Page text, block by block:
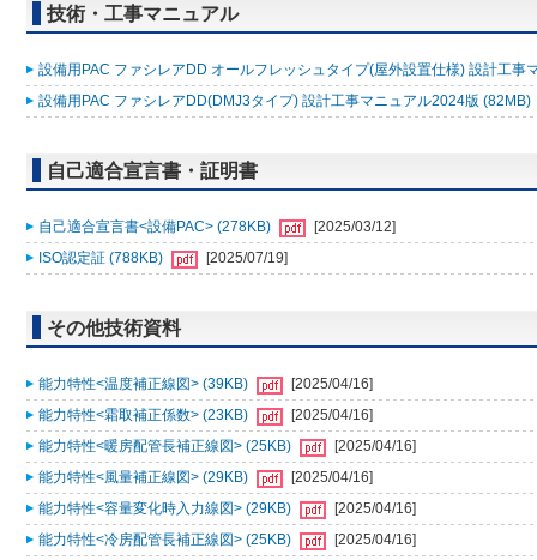
技術・工事マニュアル
設備用PAC ファシレアDD オールフレッシュタイプ(屋外設置仕様) 設計工
設備用PAC ファシレアDD(DMJ3タイプ) 設計工事マニュアル2024版 (82MB)
自己適合宣言書・証明書
自己適合宣言書<設備PAC> (278KB)
[2025/03/12]
ISO認定証 (788KB)
[2025/07/19]
その他技術資料
能力特性<温度補正線図> (39KB)
[2025/04/16]
能力特性<霜取補正係数> (23KB)
[2025/04/16]
能力特性<暖房配管長補正線図> (25KB)
[2025/04/16]
能力特性<風量補正線図> (29KB)
[2025/04/16]
能力特性<容量変化時入力線図> (29KB)
[2025/04/16]
能力特性<冷房配管長補正線図> (25KB)
[2025/04/16]